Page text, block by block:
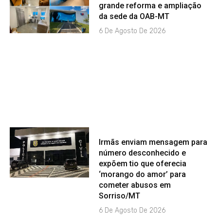
grande reforma e ampliação
da sede da OAB-MT
6 De Agosto De 2026
Irmãs enviam mensagem para
número desconhecido e
expõem tio que oferecia
‘morango do amor’ para
cometer abusos em
Sorriso/MT
6 De Agosto De 2026